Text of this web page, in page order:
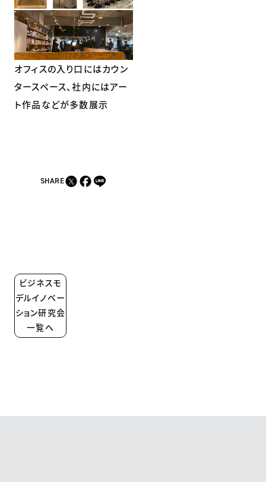
オフィスの入り口にはカウン
タースペース、社内にはアー
ト作品などが多数展示
SHARE
ビジネスモ
デルイノベー
ション研究会
一覧へ